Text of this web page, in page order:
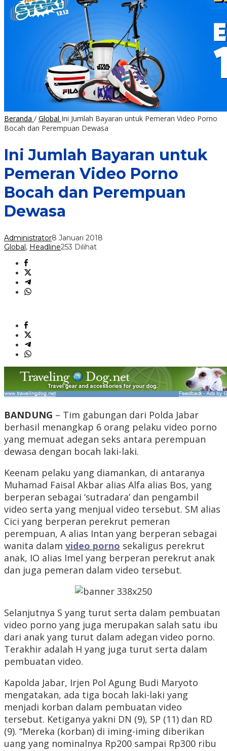
Beranda / Global Ini Jumlah Bayaran untuk Pemeran Video Porno
Bocah dan Perempuan Dewasa
Ini Jumlah Bayaran untuk
Pemeran Video Porno
Bocah dan Perempuan
Dewasa
Administrator8 Januari 2018
Global, Headline253 Dilihat
BANDUNG – Tim gabungan dari Polda Jabar
berhasil menangkap 6 orang pelaku video porno
yang memuat adegan seks antara perempuan
dewasa dengan bocah laki-laki.
Keenam pelaku yang diamankan, di antaranya
Muhamad Faisal Akbar alias Alfa alias Bos, yang
berperan sebagai ‘sutradara’ dan pengambil
video serta yang menjual video tersebut. SM alias
Cici yang berperan perekrut pemeran
perempuan, A alias Intan yang berperan sebagai
wanita dalam video porno sekaligus perekrut
anak, IO alias Imel yang berperan perekrut anak
dan juga pemeran dalam video tersebut.
Selanjutnya S yang turut serta dalam pembuatan
video porno yang juga merupakan salah satu ibu
dari anak yang turut dalam adegan video porno.
Terakhir adalah H yang juga turut serta dalam
pembuatan video.
Kapolda Jabar, Irjen Pol Agung Budi Maryoto
mengatakan, ada tiga bocah laki-laki yang
menjadi korban dalam pembuatan video
tersebut. Ketiganya yakni DN (9), SP (11) dan RD
(9). “Mereka (korban) di iming-iming diberikan
uang yang nominalnya Rp200 sampai Rp300 ribu